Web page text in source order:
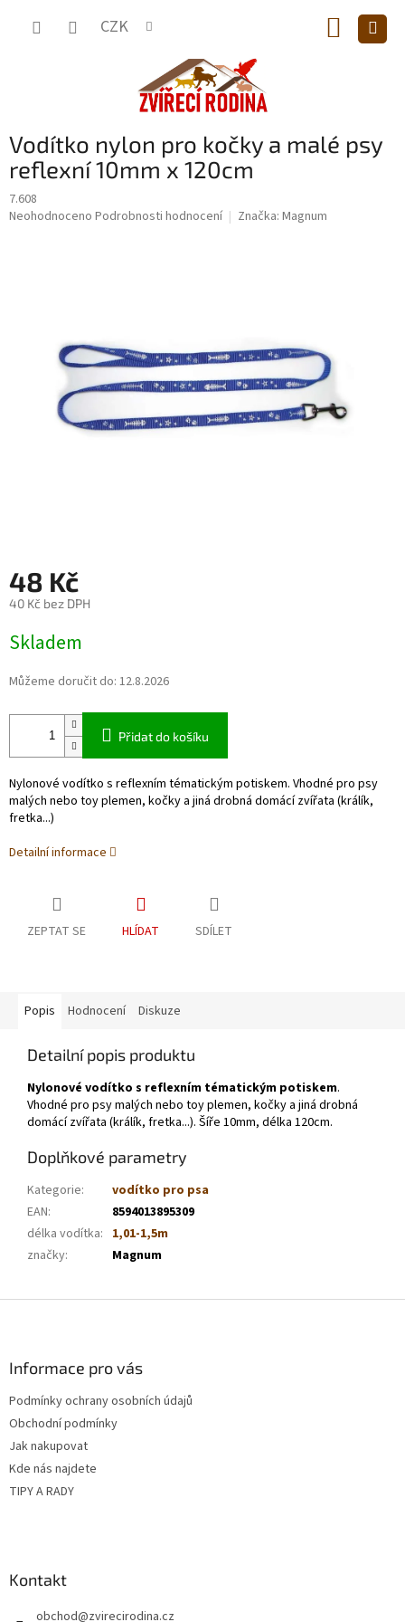
CZK
KOŠÍK
Vodítko nylon pro kočky a malé psy
reflexní 10mm x 120cm
7.608
Průměrné
Neohodnoceno Podrobnosti hodnocení Značka: Magnum
48 Kč
40 Kč bez DPH
cena:
Skladem
Můžeme doručit do: 12.8.2026
Přidat do košíku
Nylonové vodítko s reflexním tématickým potiskem. Vhodné pro psy
malých nebo toy plemen, kočky a jiná drobná domácí zvířata (králík,
fretka...)
Detailní informace
ZEPTAT SE HLÍDAT SDÍLET
Popis Hodnocení Diskuze
Detailní popis produktu
Nylonové vodítko s reflexním tématickým potiskem.
Vhodné pro psy malých nebo toy plemen, kočky a jiná drobná
domácí zvířata (králík, fretka...). Šíře 10mm, délka 120cm.
Doplňkové parametry
Kategorie:
vodítko pro psa
EAN:
8594013895309
délka vodítka: 1,01-1,5m
značky: Magnum
Informace pro vás
Podmínky ochrany osobních údajů
Obchodní podmínky
Jak nakupovat
Kde nás najdete
TIPY A RADY
Kontakt
obchod@zvirecirodina.cz